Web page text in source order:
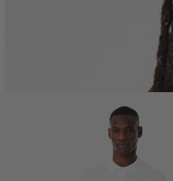
ΤΑΞΙΝΌΜΗΣΗ &